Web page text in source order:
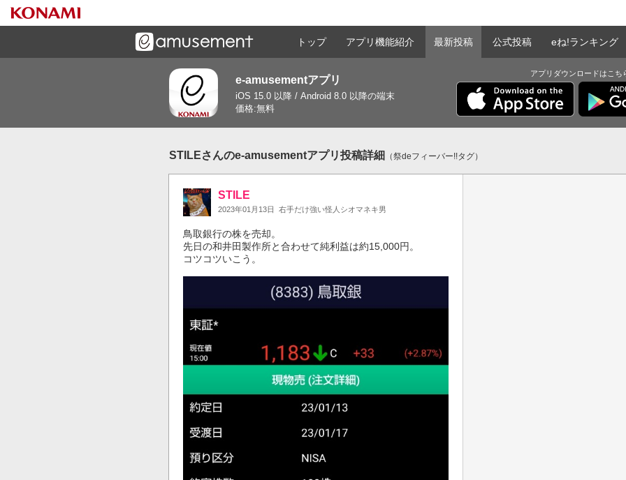
ゲームと連携したコミュニケーションアプリで
トップ アプリ機能紹介 最新投稿 公式投稿 eね!ランキング
e-amusementアプリ
iOS 15.0 以降 / Android 8.0 以降の端末
価格:無料
アプリダウンロードはこち
STILEさんのe-amusementアプリ投稿詳細 （祭deフィーバー!!タグ）
STILE
2023年01月13日 右手だけ強い怪人シオマネキ男
鳥取銀行の株を売却。
先日の和井田製作所と合わせて純利益は約15,000円。
コツコツいこう。